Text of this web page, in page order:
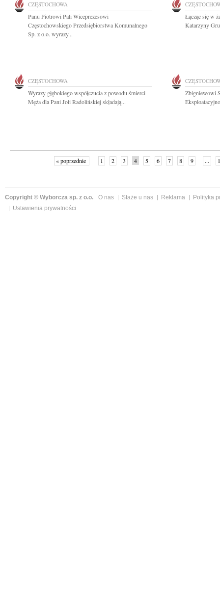
CZĘSTOCHOWA
Panu Piotrowi Pali Wiceprezesowi
Częstochowskiego Przedsiębiorstwa Komunalnego
Sp. z o.o. wyrazy...
Łącząc się w
Katarzyny
CZĘSTOCHOWA
Wyrazy głębokiego współczucia z powodu śmierci
Męża dla Pani Joli Radolińskiej składają...
Zbigniewowi
« poprzednie 1 2 3 4 5 6 7 8 9 ...
Copyright © Wyborcza sp. z o.o. O nas Staże u nas Reklama
Polityka
Ustawienia prywatności